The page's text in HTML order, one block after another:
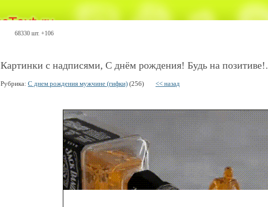
68330 шт. +106
Картинки с надписями, С днём рождения! Будь на позитиве!.
Рубрика: С днем рождения мужчине (гифки) (256) << назад